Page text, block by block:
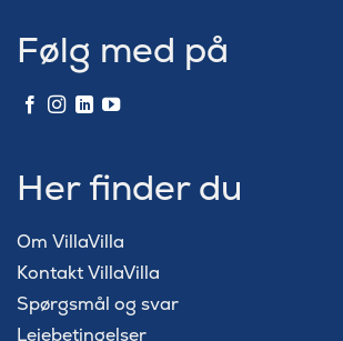
Følg med på
Her finder du
Om VillaVilla
Kontakt VillaVilla
Spørgsmål og svar
Lejebetingelser